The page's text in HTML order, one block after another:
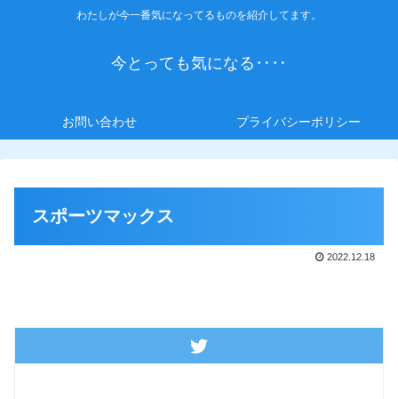
わたしが今一番気になってるものを紹介してます。
今とっても気になる‥‥
お問い合わせ プライバシーポリシー
スポーツマックス
2022.12.18